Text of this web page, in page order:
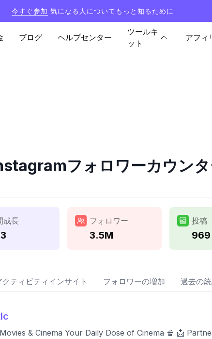
今すぐ参加 気になる人についてもっと知るために
ブログ ヘルプセンター
ツールキ
ット
アフィ
フォロワーカウンタ
成長 フォロワー
3.5M
投稿
969
クティビティインサイト フォロワーの増加 過去の
& Cinema Your Daily Dose of Cinema 🍿 📩